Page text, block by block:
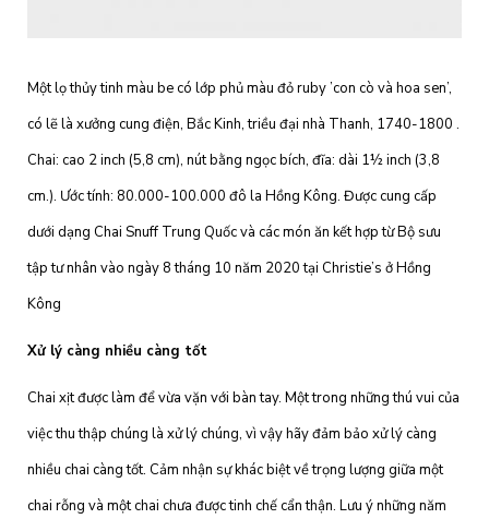
Một lọ thủy tinh màu be có lớp phủ màu đỏ ruby ​​’con cò và hoa sen’,
có lẽ là xưởng cung điện, Bắc Kinh, triều đại nhà Thanh, 1740-1800 .
Chai: cao 2 inch (5,8 cm), nút bằng ngọc bích, đĩa: dài 1½ inch (3,8
cm.). Ước tính: 80.000-100.000 đô la Hồng Kông. Được cung cấp
dưới dạng Chai Snuff Trung Quốc và các món ăn kết hợp từ Bộ sưu
tập tư nhân vào ngày 8 tháng 10 năm 2020 tại Christie’s ở Hồng
Kông
Xử lý càng nhiều càng tốt
Chai xịt được làm để vừa vặn với bàn tay. Một trong những thú vui của
việc thu thập chúng là xử lý chúng, vì vậy hãy đảm bảo xử lý càng
nhiều chai càng tốt. Cảm nhận sự khác biệt về trọng lượng giữa một
chai rỗng và một chai chưa được tinh chế cẩn thận. Lưu ý những năm